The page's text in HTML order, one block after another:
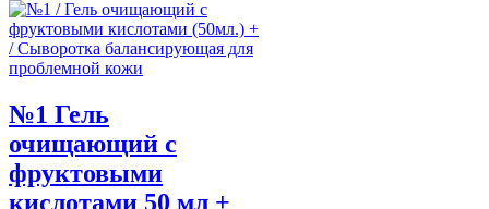
№1 Гель
очищающий с
фруктовыми
кислотами 50 мл +